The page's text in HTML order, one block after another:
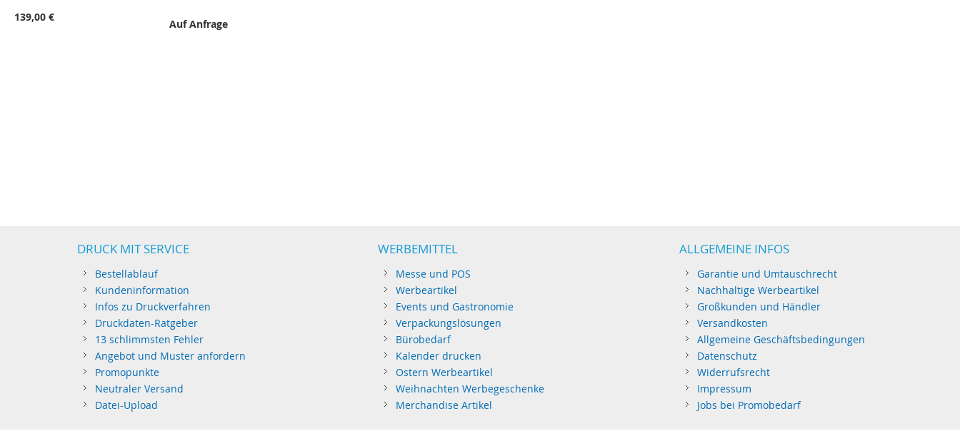
139,00 €
Auf Anfrage
DRUCK MIT SERVICE
Bestellablauf
Kundeninformation
Infos zu Druckverfahren
Druckdaten-Ratgeber
13 schlimmsten Fehler
Angebot und Muster anfordern
Promopunkte
Neutraler Versand
Datei-Upload
WERBEMITTEL
Messe und POS
Werbeartikel
Events und Gastronomie
Verpackungslösungen
Bürobedarf
Kalender drucken
Ostern Werbeartikel
Weihnachten Werbegeschenke
Merchandise Artikel
ALLGEMEINE INFOS
Garantie und Umtauschrecht
Nachhaltige Werbeartikel
Großkunden und Händler
Versandkosten
Allgemeine Geschäftsbedingungen
Datenschutz
Widerrufsrecht
Impressum
Jobs bei Promobedarf